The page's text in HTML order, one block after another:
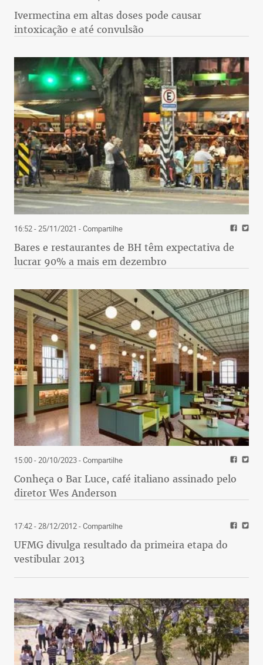
Ivermectina em altas doses pode causar
intoxicação e até convulsão
16:52 - 25/11/2021 - Compartilhe
Bares e restaurantes de BH têm expectativa de
lucrar 90% a mais em dezembro
15:00 - 20/10/2023- Compartilhe
Conheça o Bar Luce, café italiano assinado pelo
diretor Wes Anderson
17:42 - 28/12/2012- Compartilhe
UFMG divulga resultado da primeira etapa do
vestibular 2013